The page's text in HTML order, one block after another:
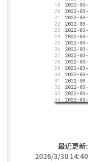
最近更新:
2026/3/30 14:40